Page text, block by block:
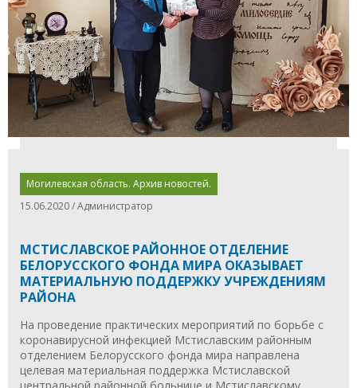
Могилевская область. Архив новостей.
15.06.2020 / Администратор
МСТИСЛАВСКОЕ РАЙОННОЕ ОТДЕЛЕНИЕ
БЕЛОРУССКОГО ФОНДА МИРА ОКАЗЫВАЕТ
МАТЕРИАЛЬНУЮ ПОДДЕРЖКУ УЧРЕЖДЕНИЯМ
РАЙОНА
На проведение практических мероприятий по борьбе с
коронавирусной инфекцией Мстиславским районным
отделением Белорусского фонда мира направлена
целевая материальная поддержка Мстиславской